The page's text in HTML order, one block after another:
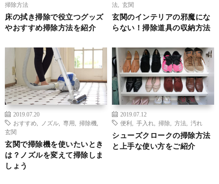
掃除方法
床の拭き掃除で役立つグッズ
やおすすめ掃除方法を紹介
法
玄関
玄関のインテリアの邪魔にな
らない！掃除道具の収納方法
2019.07.20
おすすめ
ノズル 専用 掃除機
玄関
玄関で掃除機を使いたいとき
は？ノズルを変えて掃除しま
しょう
2019.07.12
便利
手入れ 掃除 方法 汚れ
シューズクロークの掃除方法
と上手な使い方をご紹介